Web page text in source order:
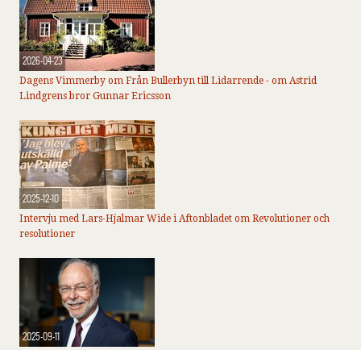
2026-04-23
Dagens Vimmerby om Från Bullerbyn till Lidarrende - om Astrid
Lindgrens bror Gunnar Ericsson
2025-12-10
Intervju med Lars-Hjalmar Wide i Aftonbladet om Revolutioner och
resolutioner
2025-09-11